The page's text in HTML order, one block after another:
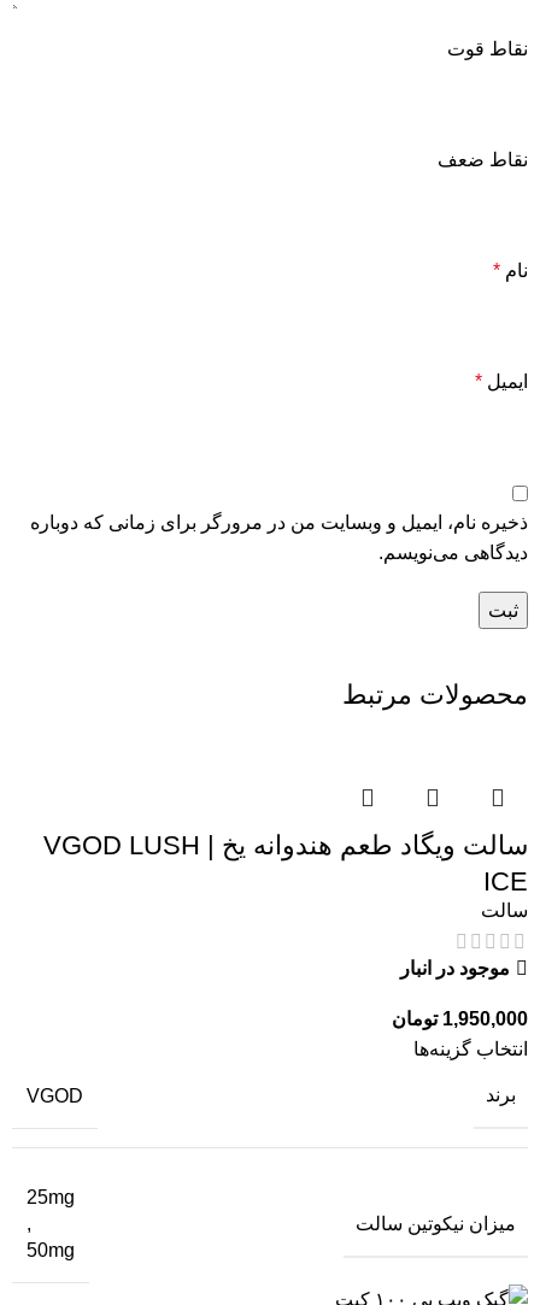
نقاط قوت
نقاط ضعف
نام *
ایمیل *
ذخیره نام، ایمیل و وبسایت من در مرورگر برای زمانی که دوباره
دیدگاهی می‌نویسم.
محصولات مرتبط
سالت ویگاد طعم هندوانه یخ | VGOD LUSH
ICE
سالت
موجود در انبار
1,950,000 تومان
انتخاب گزینه‌ها
برند VGOD
میزان نیکوتین سالت
25mg
,
50mg